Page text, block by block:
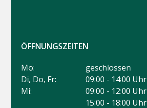
ÖFFNUNGSZEITEN
Mo:
geschlossen
Di, Do, Fr:
09:00 - 14:00 Uhr
Mi:
09:00 - 12:00 Uhr
15:00 - 18:00 Uhr